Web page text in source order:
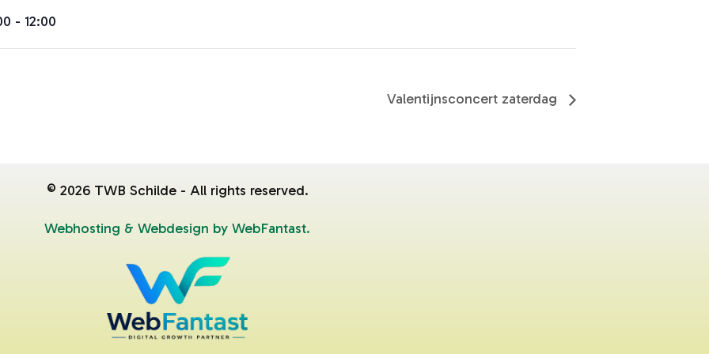
- 12:00
Valentijnsconcert zaterdag
© 2026TWB Schilde - All rights reserved.
Webhosting & Webdesign by WebFantast.